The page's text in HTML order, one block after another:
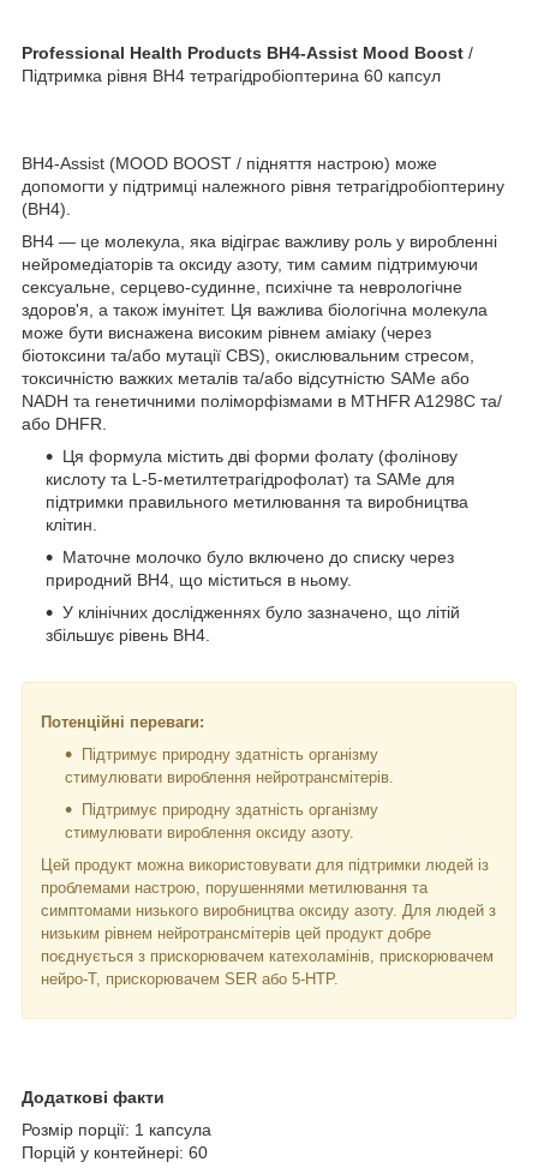
Professional Health Products BH4-Assist Mood Boost /
Підтримка рівня BH4 тетрагідробіоптерина 60 капсул
BH4-Assist (MOOD BOOST / підняття настрою) може
допомогти у підтримці належного рівня тетрагідробіоптерину
(BH4).
BH4 — це молекула, яка відіграє важливу роль у виробленні
нейромедіаторів та оксиду азоту, тим самим підтримуючи
сексуальне, серцево-судинне, психічне та неврологічне
здоров'я, а також імунітет. Ця важлива біологічна молекула
може бути виснажена високим рівнем аміаку (через
біотоксини та/або мутації CBS), окислювальним стресом,
токсичністю важких металів та/або відсутністю SAMe або
NADH та генетичними поліморфізмами в MTHFR A1298C та/
або DHFR.
Ця формула містить дві форми фолату (фолінову
кислоту та L-5-метилтетрагідрофолат) та SAMe для
підтримки правильного метилювання та виробництва
клітин.
Маточне молочко було включено до списку через
природний BH4, що міститься в ньому.
У клінічних дослідженнях було зазначено, що літій
збільшує рівень BH4.
Потенційні переваги:
Підтримує природну здатність організму
стимулювати вироблення нейротрансмітерів.
Підтримує природну здатність організму
стимулювати вироблення оксиду азоту.
Цей продукт можна використовувати для підтримки людей із
проблемами настрою, порушеннями метилювання та
симптомами низького виробництва оксиду азоту. Для людей з
низьким рівнем нейротрансмітерів цей продукт добре
поєднується з прискорювачем катехоламінів, прискорювачем
нейро-Т, прискорювачем SER або 5-HTP.
Додаткові факти
Розмір порції: 1 капсула
Порцій у контейнері: 60